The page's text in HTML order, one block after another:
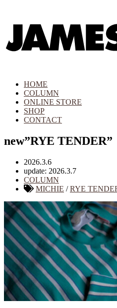
HOME
COLUMN
ONLINE STORE
SHOP
CONTACT
new”RYE TENDER”
2026.3.6
update: 2026.3.7
COLUMN
MICHIE /RYE